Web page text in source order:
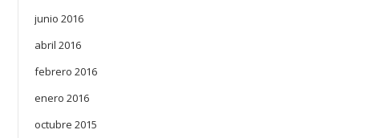
junio 2016
abril 2016
febrero 2016
enero 2016
octubre 2015